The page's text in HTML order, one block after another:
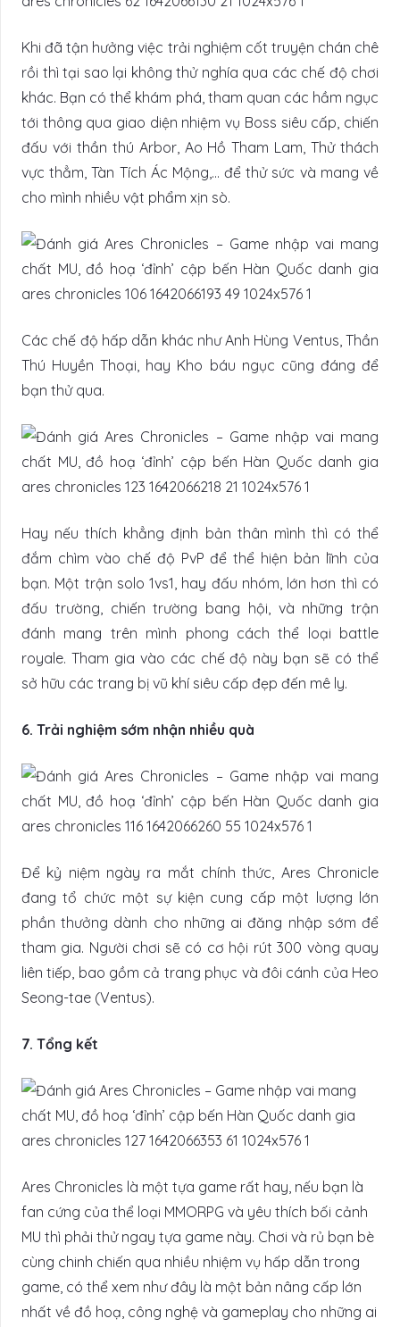
Khi đã tận hưởng việc trải nghiệm cốt truyện chán chê
rồi thì tại sao lại không thử nghía qua các chế độ chơi
khác. Bạn có thể khám phá, tham quan các hầm ngục
tới thông qua giao diện nhiệm vụ Boss siêu cấp, chiến
đấu với thần thú Arbor, Ao Hồ Tham Lam, Thử thách
vực thẳm, Tàn Tích Ác Mộng,… để thử sức và mang về
cho mình nhiều vật phẩm xịn sò.
Các chế độ hấp dẫn khác như Anh Hùng Ventus, Thần
Thú Huyền Thoại, hay Kho báu ngục cũng đáng để
bạn thử qua.
Hay nếu thích khẳng định bản thân mình thì có thể
đắm chìm vào chế độ PvP để thể hiện bản lĩnh của
bạn. Một trận solo 1vs1, hay đấu nhóm, lớn hơn thì có
đấu trường, chiến trường bang hội, và những trận
đánh mang trên mình phong cách thể loại battle
royale. Tham gia vào các chế độ này bạn sẽ có thể
sở hữu các trang bị vũ khí siêu cấp đẹp đến mê ly.
6. Trải nghiệm sớm nhận nhiều quà
Để kỷ niệm ngày ra mắt chính thức, Ares Chronicle
đang tổ chức một sự kiện cung cấp một lượng lớn
phần thưởng dành cho những ai đăng nhập sớm để
tham gia. Người chơi sẽ có cơ hội rút 300 vòng quay
liên tiếp, bao gồm cả trang phục và đôi cánh của Heo
Seong-tae (Ventus).
7. Tổng kết
Ares Chronicles là một tựa game rất hay, nếu bạn là
fan cứng của thể loại MMORPG và yêu thích bối cảnh
MU thì phải thử ngay tựa game này. Chơi và rủ bạn bè
cùng chinh chiến qua nhiều nhiệm vụ hấp dẫn trong
game, có thể xem như đây là một bản nâng cấp lớn
nhất về đồ hoạ, công nghệ và gameplay cho những ai